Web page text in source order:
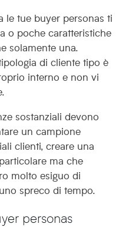
le tue buyer personas ti
o poche caratteristiche
solamente una.
di cliente tipo è
interno e non vi
sostanziali devono
un campione
clienti, creare una
ma che
molto esiguo di
spreco di tempo.
personas